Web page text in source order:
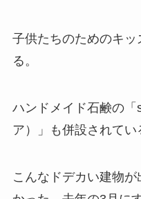
子供たちのためのキ
る。
ハンドメイド石鹸の
ア）」も併設されてい
こんなドデカい建物